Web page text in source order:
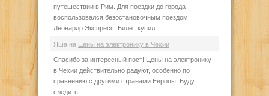
путешествии в Рим. Для поездки до города
воспользовался безостановочным поездом
Леонардо Экспресс. Билет купил
Яша на Цены на электронику в Чехии
Спасибо за интересный пост! Цены на электронику
в Чехии действительно радуют, особенно по
сравнению с другими странами Европы. Буду
следить